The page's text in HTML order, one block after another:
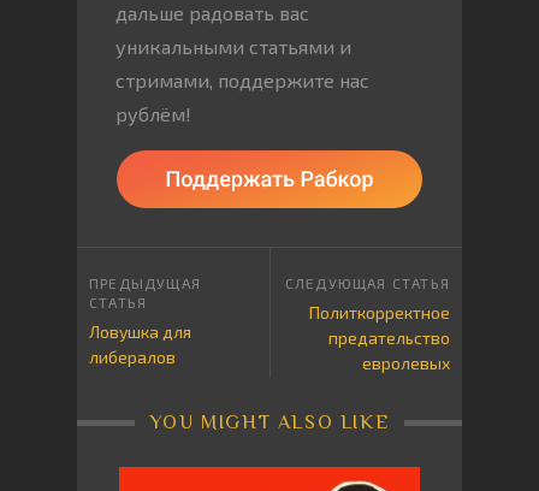
дальше радовать вас
уникальными статьями и
стримами, поддержите нас
рублём!
Ловушка для
либералов
Политкорректное
предательство
евролевых
YOU MIGHT ALSO LIKE